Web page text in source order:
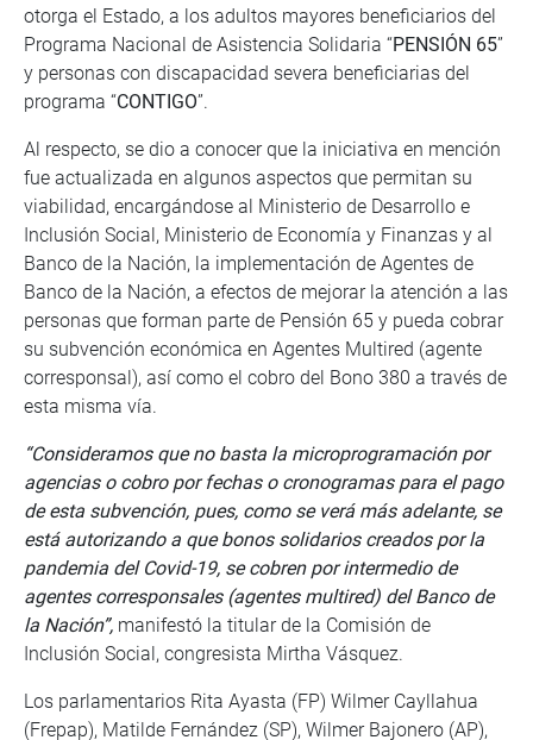
otorga el Estado, a los adultos mayores beneficiarios del
Programa Nacional de Asistencia Solidaria “PENSIÓN 65”
y personas con discapacidad severa beneficiarias del
programa “CONTIGO”.
Al respecto, se dio a conocer que la iniciativa en mención
fue actualizada en algunos aspectos que permitan su
viabilidad, encargándose al Ministerio de Desarrollo e
Inclusión Social, Ministerio de Economía y Finanzas y al
Banco de la Nación, la implementación de Agentes de
Banco de la Nación, a efectos de mejorar la atención a las
personas que forman parte de Pensión 65 y pueda cobrar
su subvención económica en Agentes Multired (agente
corresponsal), así como el cobro del Bono 380 a través de
esta misma vía.
“Consideramos que no basta la microprogramación por
agencias o cobro por fechas o cronogramas para el pago
de esta subvención, pues, como se verá más adelante, se
está autorizando a que bonos solidarios creados por la
pandemia del Covid-19, se cobren por intermedio de
agentes corresponsales (agentes multired) del Banco de
la Nación”, manifestó la titular de la Comisión de
Inclusión Social, congresista Mirtha Vásquez.
Los parlamentarios Rita Ayasta (FP) Wilmer Cayllahua
(Frepap), Matilde Fernández (SP), Wilmer Bajonero (AP),